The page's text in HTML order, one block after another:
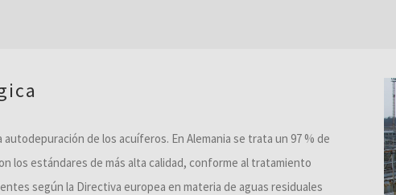
autodepuración de los acuíferos. En Alemania se trata un 97 % de
los estándares de más alta calidad, conforme al tratamiento
según la Directiva europea en materia de aguas residuales